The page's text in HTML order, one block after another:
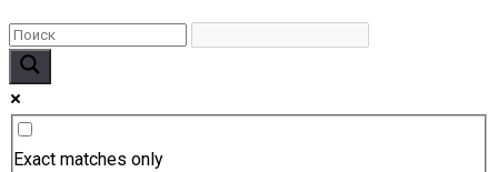
Exact matches only